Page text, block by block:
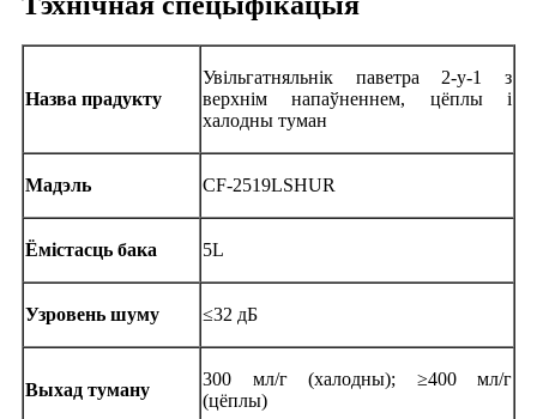
Назва прадукту
Увільгатняльнік паветра 2-у-1 з
верхнім напаўненнем, цёплы і
халодны туман
Мадэль CF-2519LSHUR
Ёмістасць бака 5L
Узровень шуму ≤32 дБ
Выхад туману
300 мл/г (халодны); ≥400 мл/г
(цёплы)